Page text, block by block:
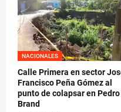
NACIONALES
Calle Primera en sector
Francisco Peña Gómez al
punto de colapsar en Pedro
Brand